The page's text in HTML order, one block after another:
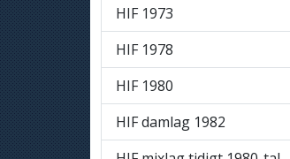
HIF 1973
HIF 1978
HIF 1980
HIF damlag 1982